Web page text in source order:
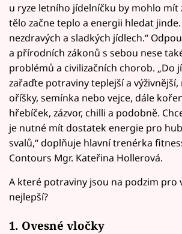
u ryze letního jídelníčku by mohlo mít
tělo začne teplo a energii hledat
nezdravých a sladkých jídlech.“
a přírodních zákonů s sebou nese
problémů a civilizačních chorob. „Do
zařaďte potraviny teplejší a
oříšky, semínka nebo vejce, dále
hřebíček, zázvor, chilli a podobně.
je nutné mít dostatek energie pro
svalů,“ doplňuje hlavní trenérka
Contours Mgr. Kateřina Hollerová.
A které potraviny jsou na podzim pro
nejlepší?
1. Ovesné vločky